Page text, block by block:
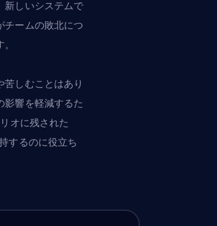
新しいシステムで
チームの敗北につ
しむことはあり
影響を軽減するた
オに残された
するのに役立ち